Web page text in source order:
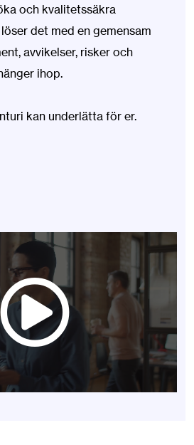
och kvalitetssäkra
det med en gemensam
avvikelser, risker och
ihop.
kan underlätta för er.